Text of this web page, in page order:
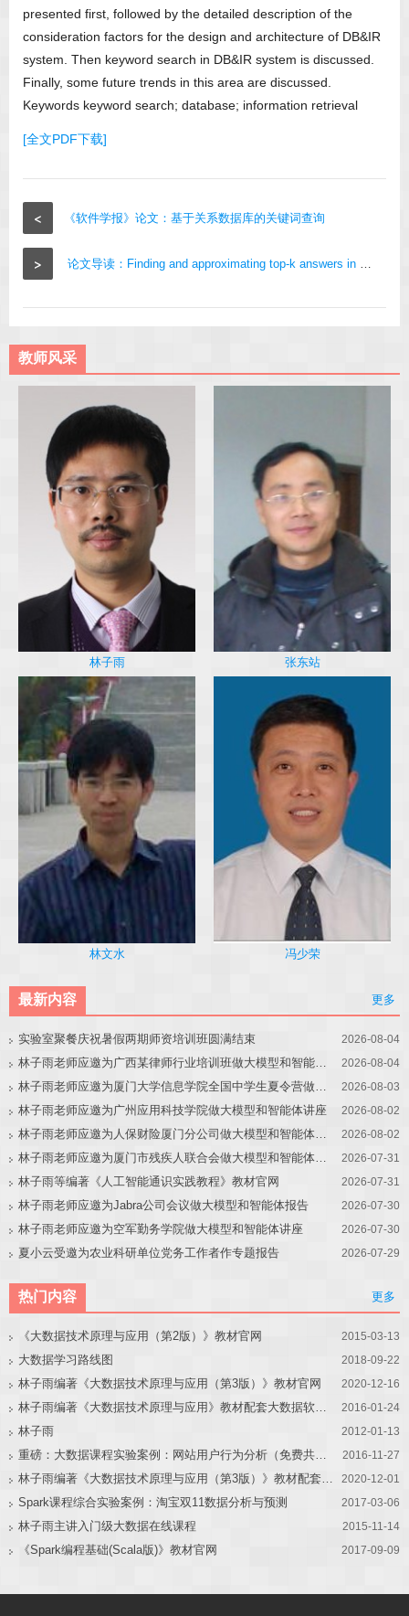
presented first, followed by the detailed description of the
consideration factors for the design and architecture of DB&IR
system. Then keyword search in DB&IR system is discussed.
Finally, some future trends in this area are discussed.
Keywords keyword search; database; information retrieval
[全文PDF下载]
< 《软件学报》论文：基于关系数据库的关键词查询
> 论文导读：Finding and approximating top-k answers in keyword proximity search
教师风采
林子雨 张东站
林文水 冯少荣
最新内容 更多
实验室聚餐庆祝暑假两期师资培训班圆满结束 2026-08-04
林子雨老师应邀为广西某律师行业培训班做大模型和智能体讲座 2026-08-04
林子雨老师应邀为厦门大学信息学院全国中学生夏令营做大模型讲座 2026-08-03
林子雨老师应邀为广州应用科技学院做大模型和智能体讲座 2026-08-02
林子雨老师应邀为人保财险厦门分公司做大模型和智能体讲座 2026-08-02
林子雨老师应邀为厦门市残疾人联合会做大模型和智能体讲座 2026-07-31
林子雨等编著《人工智能通识实践教程》教材官网 2026-07-31
林子雨老师应邀为Jabra公司会议做大模型和智能体报告 2026-07-30
林子雨老师应邀为空军勤务学院做大模型和智能体讲座 2026-07-30
夏小云受邀为农业科研单位党务工作者作专题报告 2026-07-29
热门内容 更多
《大数据技术原理与应用（第2版）》教材官网 2015-03-13
大数据学习路线图 2018-09-22
林子雨编著《大数据技术原理与应用（第3版）》教材官网 2020-12-16
林子雨编著《大数据技术原理与应用》教材配套大数据软件安装和编程实践指南 2016-01-24
林子雨 2012-01-13
重磅：大数据课程实验案例：网站用户行为分析（免费共享） 2016-11-27
林子雨编著《大数据技术原理与应用（第3版）》教材配套大数据软件安装和编程实践指南 2020-12-01
Spark课程综合实验案例：淘宝双11数据分析与预测 2017-03-06
林子雨主讲入门级大数据在线课程 2015-11-14
《Spark编程基础(Scala版)》教材官网 2017-09-09